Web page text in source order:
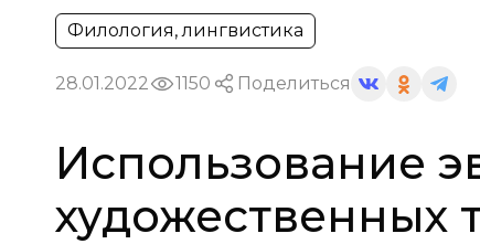
Филология, лингвистика
28.01.2022 1150 Поделиться
Использование
художественных